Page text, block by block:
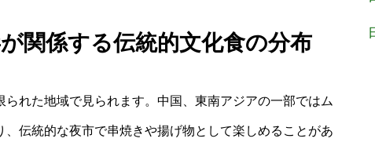
関係する伝統的文化食の分布
れた地域で見られます。中国、東南アジアの一部ではム
伝統的な夜市で串焼きや揚げ物として楽しめることがあ